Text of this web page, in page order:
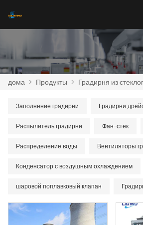
дома > Продукты > Градирня из
Заполнение градирни Градирни
Распылитель градирни Фан-стек
Распределение воды Вентиляторы
Конденсатор с воздушным охлаждением
шаровой поплавковый клапан